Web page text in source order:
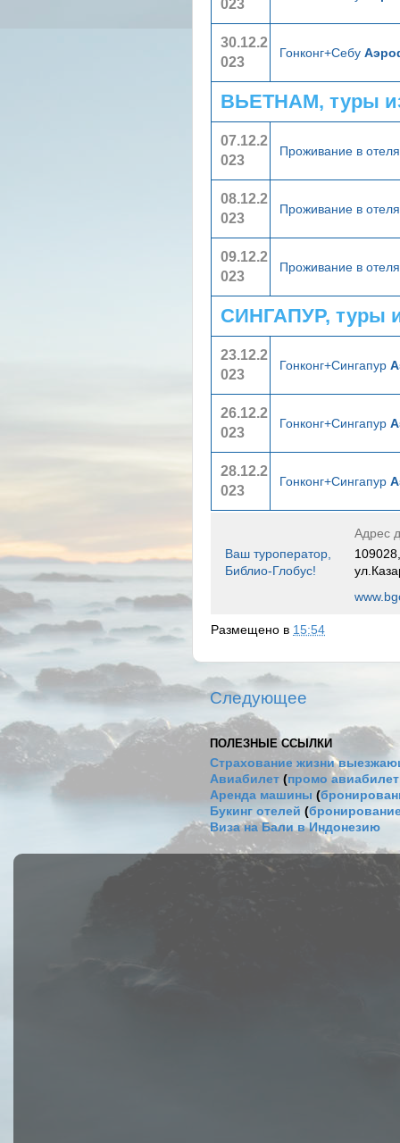
023
30.12.2
023
Гонконг+Себу
ВЬЕТНАМ, туры
07.12.2
023
Проживание в
08.12.2
023
Проживание в
09.12.2
023
Проживание в
СИНГАПУР, туры
23.12.2
023
Гонконг+Сингапур
26.12.2
023
Гонконг+Сингапур
28.12.2
023
Гонконг+Сингапур
Адрес
Ваш туроператор,
Библио-Глобус!
Размещено в 15:54
Следующее
ПОЛЕЗНЫЕ ССЫЛКИ
Страхование жизни
Авиабилет (промо
Аренда машины (
Букинг отелей (
Виза на Бали в Индонезию